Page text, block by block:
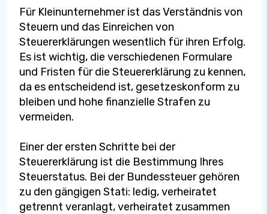
Für Kleinunternehmer ist das Verständnis von
Steuern und das Einreichen von
Steuererklärungen wesentlich für ihren Erfolg.
Es ist wichtig, die verschiedenen Formulare
und Fristen für die Steuererklärung zu kennen,
da es entscheidend ist, gesetzeskonform zu
bleiben und hohe finanzielle Strafen zu
vermeiden.
Einer der ersten Schritte bei der
Steuererklärung ist die Bestimmung Ihres
Steuerstatus. Bei der Bundessteuer gehören
zu den gängigen Stati: ledig, verheiratet
getrennt veranlagt, verheiratet zusammen